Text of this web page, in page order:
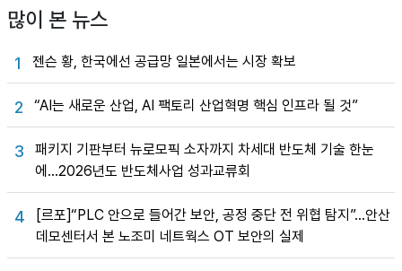
많이 본 뉴스
1 젠슨 황, 한국에선 공급망 일본에서는 시장 확보
2 “AI는 새로운 산업, AI 팩토리 산업혁명 핵심 인프라 될 것”
3
패키지 기판부터 뉴로모픽 소자까지 차세대 반도체 기술 한눈
에…2026년도 반도체사업 성과교류회
4
[르포]“PLC 안으로 들어간 보안, 공정 중단 전 위협 탐지”…안산
데모센터서 본 노조미 네트웍스 OT 보안의 실제